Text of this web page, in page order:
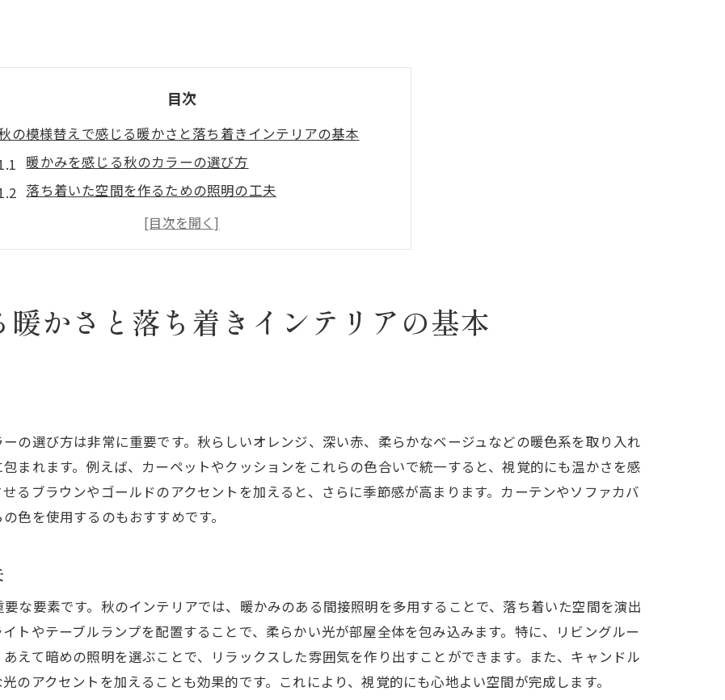
目次
の模様替えで感じる暖かさと落ち着きインテリアの基本
暖かみを感じる秋のカラーの選び方
落ち着いた空間を作るための照明の工夫
秋らしさを引き立てる素材選びのポイント
自然素材を使った秋のインテリアアイテムの提案
の色合いを取り入れたカーペットで部屋を暖かくする方法
カーペットのデザインで秋の雰囲気を演出する
カーペットと他のインテリアアイテムのコーディネート例
季節ごとに楽しめるカーペットの交換術
節感を演出する秋のインテリアクッションの選び方
クッションの配置で部屋の雰囲気を変えるアイデア
異なるサイズのクッションを組み合わせるテクニック
秋の模様替えに合うクッションの組み合わせ例
かさと落ち着きインテリアの基本
の選び方は非常に重要です。秋らしいオレンジ、深い赤、柔らかなベージュなどの暖色系を取り入れ
まれます。例えば、カーペットやクッションをこれらの色合いで統一すると、視覚的にも温かさを感
るブラウンやゴールドのアクセントを加えると、さらに季節感が高まります。カーテンやソファカバ
色を使用するのもおすすめです。
な要素です。秋のインテリアでは、暖かみのある間接照明を多用することで、落ち着いた空間を演出
トやテーブルランプを配置することで、柔らかい光が部屋全体を包み込みます。特に、リビングルー
えて暗めの照明を選ぶことで、リラックスした雰囲気を作り出すことができます。また、キャンドル
のアクセントを加えることも効果的です。これにより、視覚的にも心地よい空間が完成します。